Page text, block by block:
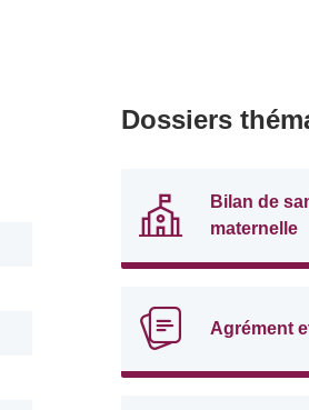
Dossiers
Bilan de
maternelle
Agrément